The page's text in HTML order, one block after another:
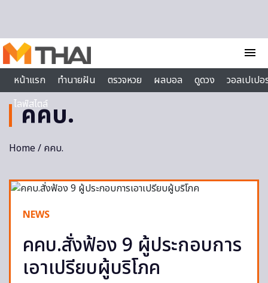
menu
หน้าแรก
ทำนายฝัน ตรวจหวย ผลบอล ดูดวง
วอลเปเป
ไลฟ์สไตล์
คคบ.
Home/ คคบ.
NEWS
คคบ.สั่งฟ้อง 9 ผู้ประกอบการ
เอาเปรียบผู้บริโภค